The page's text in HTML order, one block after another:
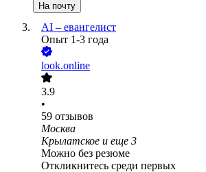
На почту
AI – евангелист
Опыт 1-3 года
look.online
3.9
•
59 отзывов
Москва
Крылатское и еще 3
Можно без резюме
Откликнитесь среди первых